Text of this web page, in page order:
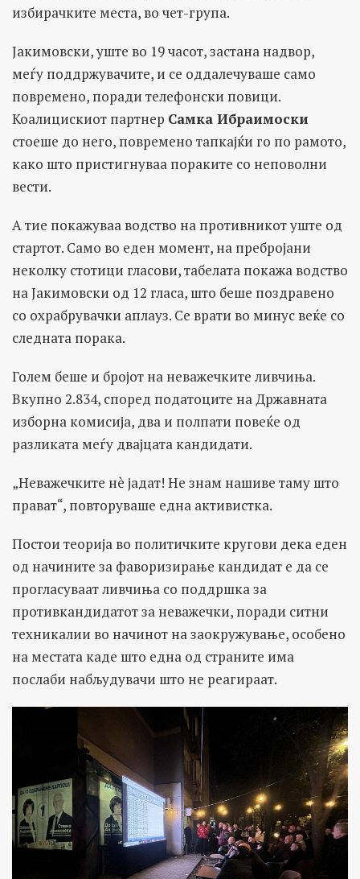
избирачките места, во чет-група.
Јакимовски, уште во 19 часот, застана надвор,
меѓу поддржувачите, и се оддалечуваше само
повремено, поради телефонски повици.
Коалицискиот партнер Самка Ибраимоски
стоеше до него, повремено тапкајќи го по рамото,
како што пристигнуваа пораките со неповолни
вести.
А тие покажуваа водство на противникот уште од
стартот. Само во еден момент, на пребројани
неколку стотици гласови, табелата покажа водство
на Јакимовски од 12 гласа, што беше поздравено
со охрабрувачки аплауз. Се врати во минус веќе со
следната порака.
Голем беше и бројот на неважечките ливчиња.
Вкупно 2.834, според податоците на Државната
изборна комисија, два и полпати повеќе од
разликата меѓу двајцата кандидати.
„Неважечките нè јадат! Не знам нашиве таму што
прават“, повторуваше една активистка.
Постои теорија во политичките кругови дека еден
од начините за фаворизирање кандидат е да се
прогласуваат ливчиња со поддршка за
противкандидатот за неважечки, поради ситни
техникалии во начинот на заокружување, особено
на местата каде што една од страните има
послаби набљудувачи што не реагираат.